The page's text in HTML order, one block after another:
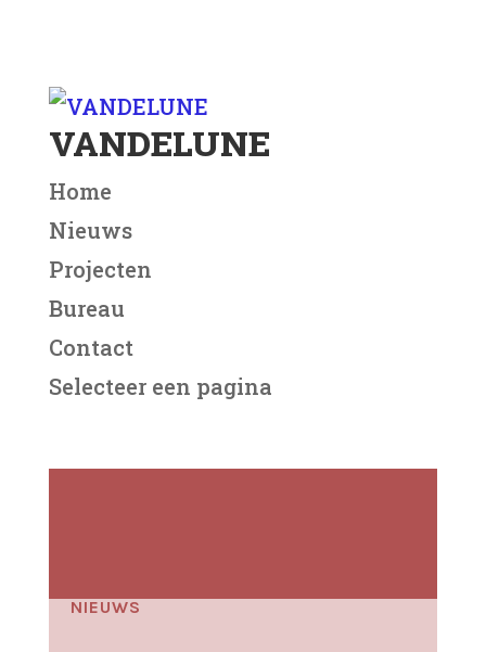
VANDELUNE
Home
Nieuws
Projecten
Bureau
Contact
Selecteer een pagina
NIEUWS